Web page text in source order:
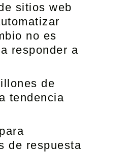
sitios web
no es
responder a
de
tendencia
de respuesta